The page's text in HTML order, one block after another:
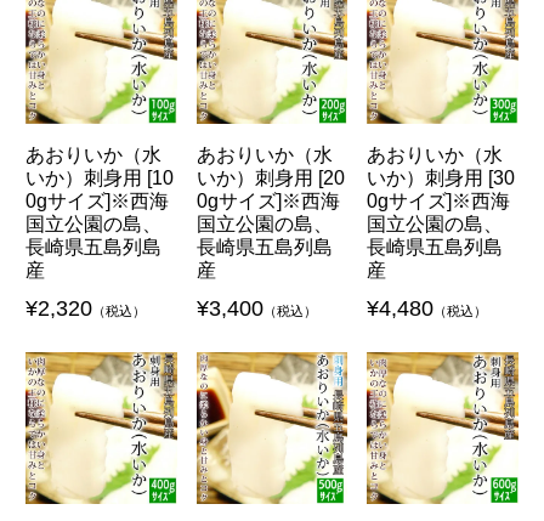
あおりいか（水
いか）刺身用 [10
0gサイズ]※西海
国立公園の島、
長崎県五島列島
産
¥2,320（税込）
あおりいか（水
いか）刺身用 [20
0gサイズ]※西海
国立公園の島、
長崎県五島列島
産
¥3,400（税込）
あおりいか（水
いか）刺身用 [30
0gサイズ]※西海
国立公園の島、
長崎県五島列島
産
¥4,480 （税込）